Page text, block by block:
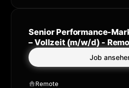
Senior Performance-
– Vollzeit (m/w/d) -
Job
Remote